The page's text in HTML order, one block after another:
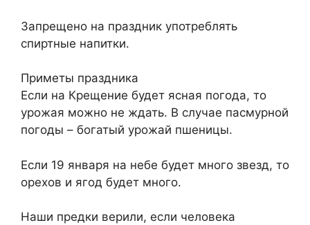
Запрещено на праздник употреблять
спиртные напитки.
Приметы праздника
Если на Крещение будет ясная погода, то
урожая можно не ждать. В случае пасмурной
погоды – богатый урожай пшеницы.
Если 19 января на небе будет много звезд, то
орехов и ягод будет много.
Наши предки верили, если человека